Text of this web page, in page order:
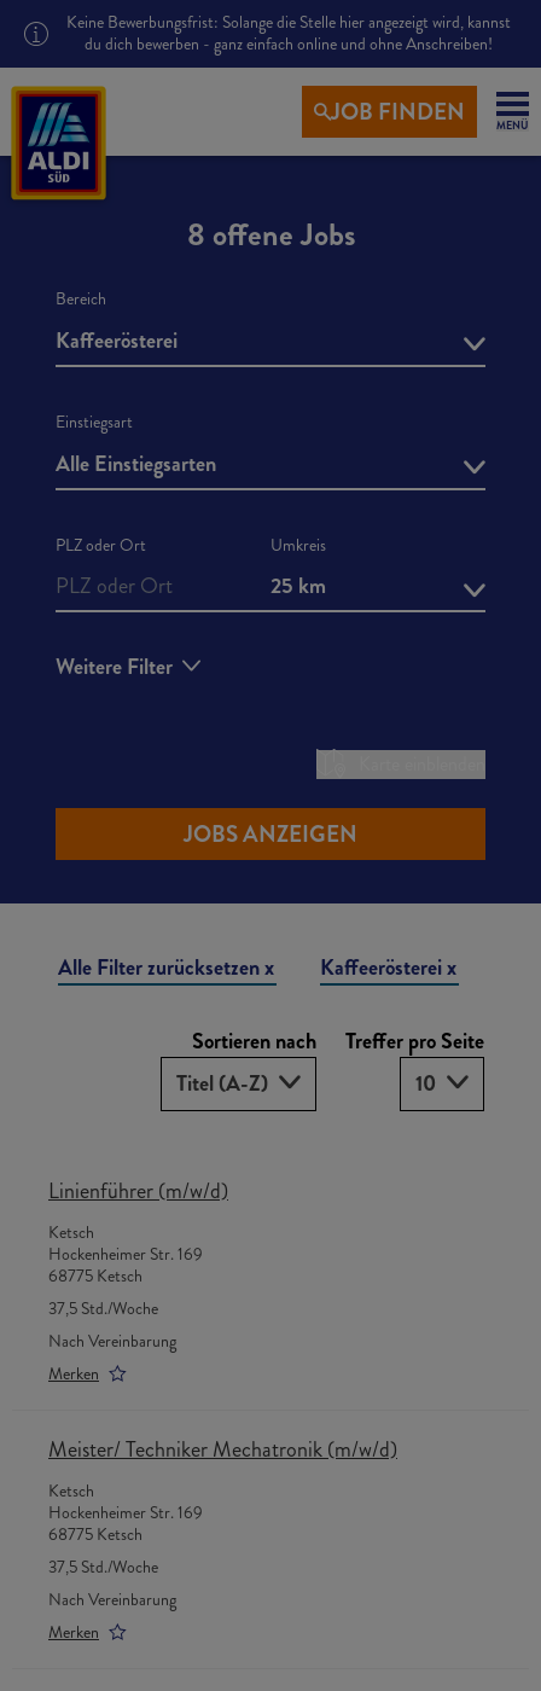
Keine Bewerbungsfrist: Solange die Stelle hier angezeigt wird, kannst
du dich bewerben - ganz einfach online und ohne Anschreiben!
JOB FINDEN MENÜ
8 offene Jobs
Bereich
Kaffeerösterei
Einstiegsart
Alle Einstiegsarten
PLZ oder Ort Umkreis
25 km
Weitere Filter
JOBS ANZEIGEN
Liste der Stellenangebote
Alle Filter zurücksetzen Kaffeerösterei
Sortieren nach
Sortieren nach
Titel (A-Z)
Treffer pro Seite
10
Linienführer (m/w/d)
Ketsch
Hockenheimer Str. 169
68775 Ketsch
37,5 Std./Woche
Nach Vereinbarung
Merken
Meister/ Techniker Mechatronik (m/w/d)
Ketsch
Hockenheimer Str. 169
68775 Ketsch
37,5 Std./Woche
Nach Vereinbarung
Merken